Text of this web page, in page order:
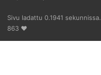
Sivu ladattu 0.1941 sekunnissa.
863 ♥